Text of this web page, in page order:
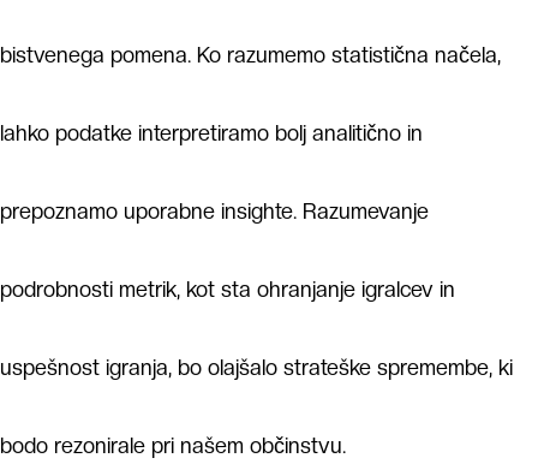
bistvenega pomena. Ko razumemo statistična načela,
lahko podatke interpretiramo bolj analitično in
prepoznamo uporabne insighte. Razumevanje
podrobnosti metrik, kot sta ohranjanje igralcev in
uspešnost igranja, bo olajšalo strateške spremembe, ki
bodo rezonirale pri našem občinstvu.